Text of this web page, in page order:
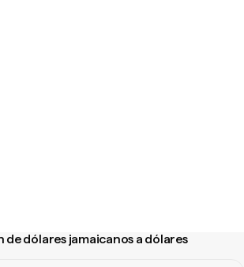
de dólares jamaicanos a dólares